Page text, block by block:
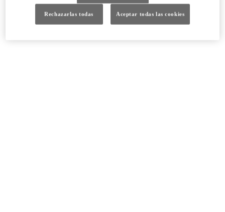
Rechazarlas todas Aceptar todas las cookies